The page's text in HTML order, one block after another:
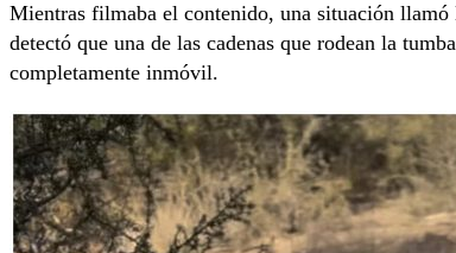
Mientras filmaba el contenido, una situación llamó
detectó que una de las cadenas que rodean la
completamente inmóvil.